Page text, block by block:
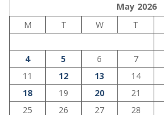
May 2026
M
T W T
4
5 6 7
11
12 13 14
18
19 20 21
25
26 27 28